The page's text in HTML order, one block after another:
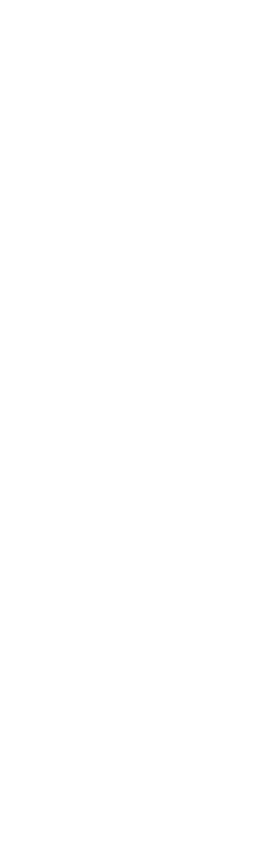
de toilette. Ainsi, elle n'est pas
pas de même pour les eaux de toilette des
qu'ils souhaitent porter. Les filles se
romantiques. Elles ont un faible pour les
(cassis, pêche, touche rosée...).
sportif. Leurs goûts s'orientent vers la
Par sécurité, les eaux de toilette pour les
au centre anti-poison.
en premier. Elles sont à l'origine du
: elles durent de trente secondes à
pour enfant
dans le sillage.